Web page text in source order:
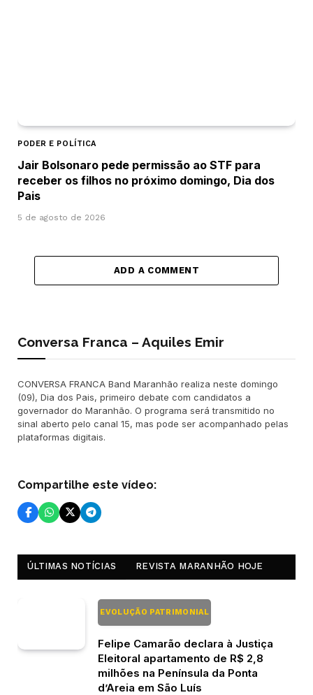
PODER E POLÍTICA
Jair Bolsonaro pede permissão ao STF para
receber os filhos no próximo domingo, Dia dos
Pais
5 de agosto de 2026
ADD A COMMENT
Conversa Franca – Aquiles Emir
CONVERSA FRANCA Band Maranhão realiza neste domingo
(09), Dia dos Pais, primeiro debate com candidatos a
governador do Maranhão. O programa será transmitido no
sinal aberto pelo canal 15, mas pode ser acompanhado pelas
plataformas digitais.
Compartilhe este vídeo:
ÚLTIMAS NOTÍCIAS REVISTA MARANHÃO HOJE
EVOLUÇÃO PATRIMONIAL
Felipe Camarão declara à Justiça
Eleitoral apartamento de R$ 2,8
milhões na Península da Ponta
d’Areia em São Luís